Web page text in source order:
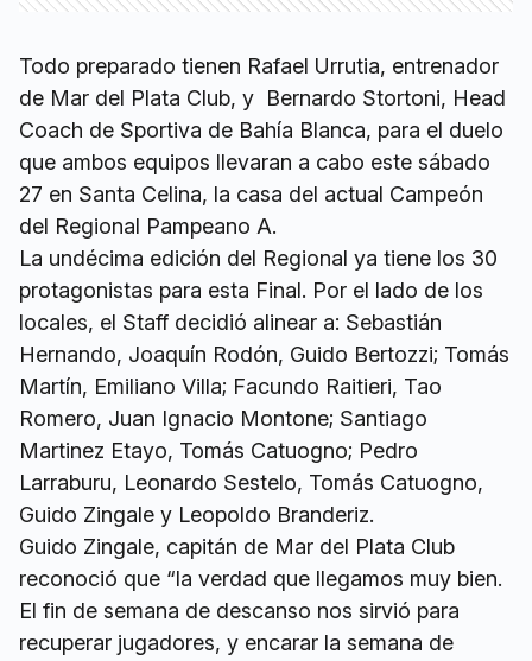
Todo preparado tienen Rafael Urrutia, entrenador
de Mar del Plata Club, y Bernardo Stortoni, Head
Coach de Sportiva de Bahía Blanca, para el duelo
que ambos equipos llevaran a cabo este sábado
27 en Santa Celina, la casa del actual Campeón
del Regional Pampeano A.
La undécima edición del Regional ya tiene los 30
protagonistas para esta Final. Por el lado de los
locales, el Staff decidió alinear a: Sebastián
Hernando, Joaquín Rodón, Guido Bertozzi; Tomás
Martín, Emiliano Villa; Facundo Raitieri, Tao
Romero, Juan Ignacio Montone; Santiago
Martinez Etayo, Tomás Catuogno; Pedro
Larraburu, Leonardo Sestelo, Tomás Catuogno,
Guido Zingale y Leopoldo Branderiz.
Guido Zingale, capitán de Mar del Plata Club
reconoció que “la verdad que llegamos muy bien.
El fin de semana de descanso nos sirvió para
recuperar jugadores, y encarar la semana de